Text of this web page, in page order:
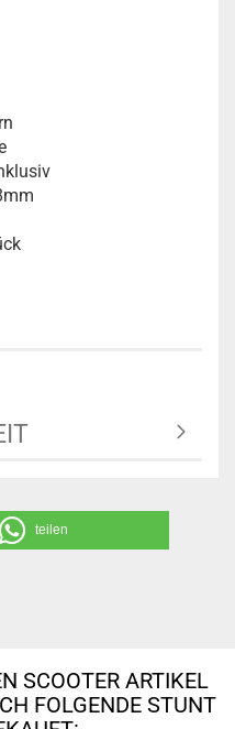
teilen
SCOOTER ARTIKEL
FOLGENDE STUNT